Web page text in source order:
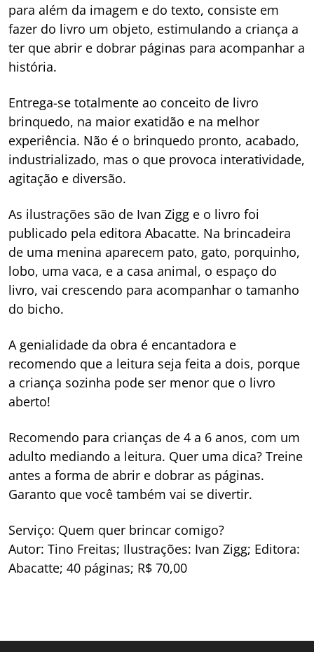
para além da imagem e do texto, consiste em
fazer do livro um objeto, estimulando a criança a
ter que abrir e dobrar páginas para acompanhar a
história.
Entrega-se totalmente ao conceito de livro
brinquedo, na maior exatidão e na melhor
experiência. Não é o brinquedo pronto, acabado,
industrializado, mas o que provoca interatividade,
agitação e diversão.
As ilustrações são de Ivan Zigg e o livro foi
publicado pela editora Abacatte. Na brincadeira
de uma menina aparecem pato, gato, porquinho,
lobo, uma vaca, e a casa animal, o espaço do
livro, vai crescendo para acompanhar o tamanho
do bicho.
A genialidade da obra é encantadora e
recomendo que a leitura seja feita a dois, porque
a criança sozinha pode ser menor que o livro
aberto!
Recomendo para crianças de 4 a 6 anos, com um
adulto mediando a leitura. Quer uma dica? Treine
antes a forma de abrir e dobrar as páginas.
Garanto que você também vai se divertir.
Serviço: Quem quer brincar comigo?
Autor: Tino Freitas; Ilustrações: Ivan Zigg; Editora:
Abacatte; 40 páginas; R$ 70,00